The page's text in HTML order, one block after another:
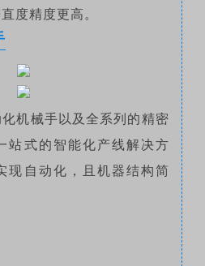
度精度更高。
机械手以及全系列的精密
站式的智能化产线解决方
现自动化，且机器结构简